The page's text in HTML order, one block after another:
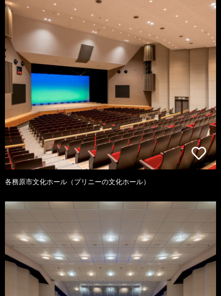
各務原市文化ホール（プリニーの文化ホール）